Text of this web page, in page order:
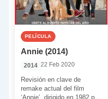
PELÍCULA
Annie (2014)
2014 22 Feb 2020
Revisión en clave de
remake actual del film
‘Annie’, dirigido en 1982 por